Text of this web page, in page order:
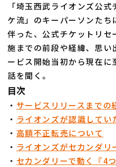
「埼玉西武ライオンズ公
ケ流」のキーパーソンたち
伴った、公式チケットリセ
施までの前段や経緯、思い
ービス開始当初から現在に
話を聞く。
目次
・ サービスリリースまでの
・ ライオンズが認識してい
・ 高額不正転売について
・ ライオンズがセカンダ
・ セカンダリーで動く『4つ